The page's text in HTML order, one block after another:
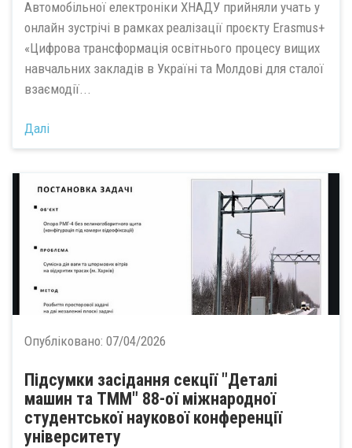
Автомобільної електроніки ХНАДУ прийняли учать у
онлайн зустрічі в рамках реалізації проєкту Erasmus+
«Цифрова трансформація освітнього процесу вищих
навчальних закладів в Україні та Молдові для сталої
взаємодії...
Далі
Опубліковано: 07/04/2026
Підсумки засідання секції "Деталі
машин та ТММ" 88-ої міжнародної
студентської наукової конференції
університету